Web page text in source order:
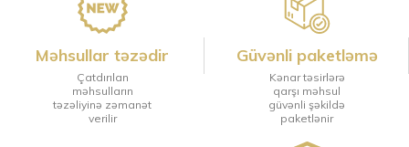
Məhsullar təzədir
Çatdırılan
məhsulların
təzəliyinə zəmanət
verilir
Güvənli paketləmə
Kənar təsirlərə
qarşı məhsul
güvənli şəkildə
paketlənir